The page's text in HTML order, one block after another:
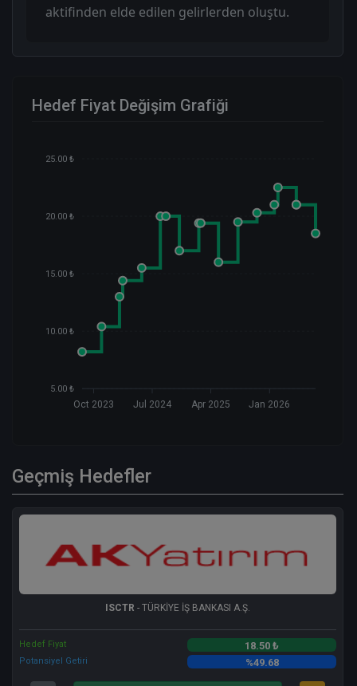
aktifinden elde edilen gelirlerden oluştu.
Hedef Fiyat Değişim Grafiği
25.00 ₺
20.00 ₺
15.00 ₺
10.00 ₺
5.00 ₺
Oct 2023 Jul 2024 Apr 2025 Jan 2026
Geçmiş Hedefler
ISCTR - TÜRKİYE İŞ BANKASI A.Ş.
Hedef Fiyat 18.50 ₺
Potansiyel Getiri %49.68